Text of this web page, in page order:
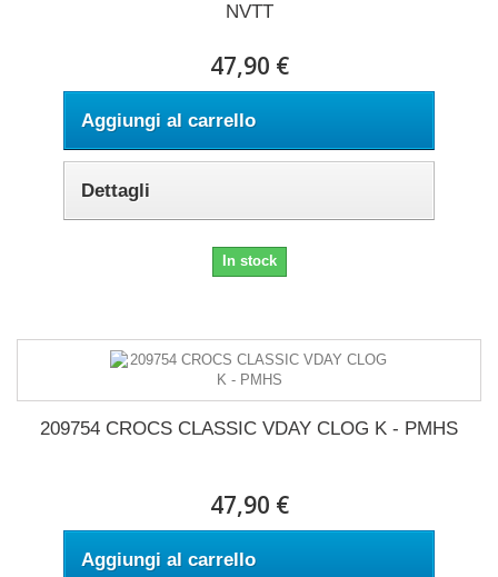
NVTT
47,90 €
Aggiungi al carrello
Dettagli
In stock
209754 CROCS CLASSIC VDAY CLOG K - PMHS
47,90 €
Aggiungi al carrello